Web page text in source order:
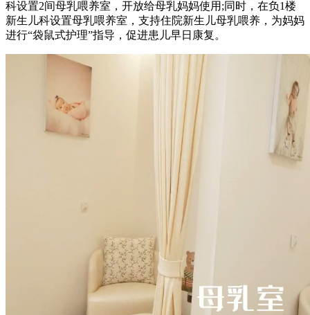
科设置2间母乳喂养室，开放给母乳妈妈使用;同时，在负1楼
新生儿科设置母乳喂养室，支持住院新生儿母乳喂养，为妈妈
进行“袋鼠式护理”指导，促进患儿早日康复。